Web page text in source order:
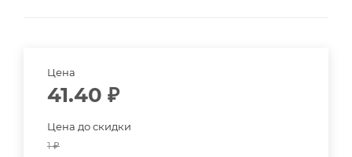
Цена
41.40 ₽
Цена до скидки
1₽